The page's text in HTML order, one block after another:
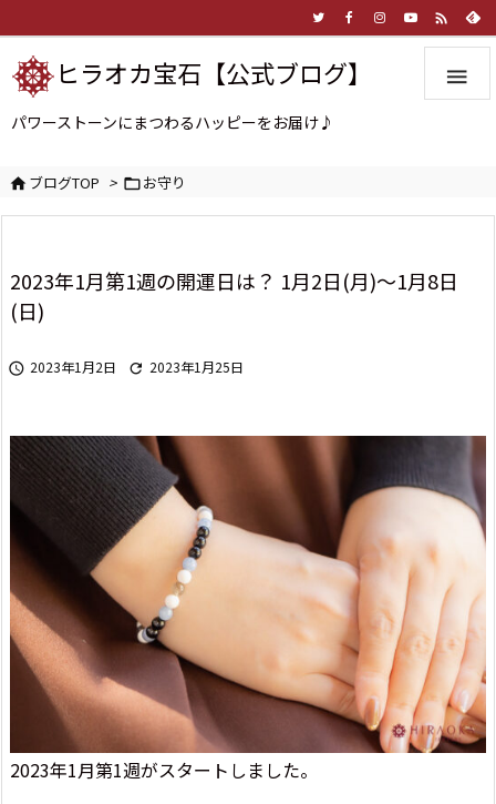


ヒラオカ宝石【公式ブログ】
パワーストーンにまつわるハッピーをお届け♪
ブログTOP > お守り
2023年1月第1週の開運日は？ 1月2日(月)～1月8日
(日)
 2023年1月2日  2023年1月25日
2023年1月第1週がスタートしました。